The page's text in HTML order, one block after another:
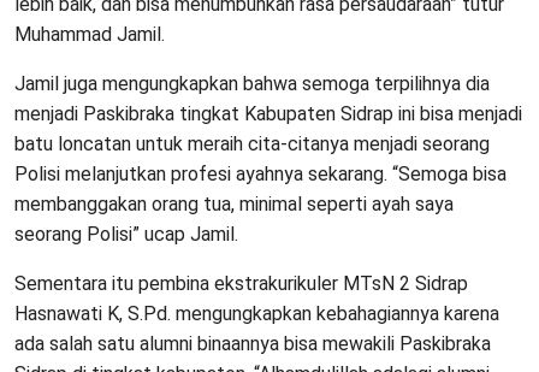
Muhammad Jamil.
Jamil juga mengungkapkan bahwa semoga terpilihnya dia
menjadi Paskibraka tingkat Kabupaten Sidrap ini bisa menjadi
batu loncatan untuk meraih cita-citanya menjadi seorang
Polisi melanjutkan profesi ayahnya sekarang. “Semoga bisa
membanggakan orang tua, minimal seperti ayah saya
seorang Polisi” ucap Jamil.
Sementara itu pembina ekstrakurikuler MTsN 2 Sidrap
Hasnawati K, S.Pd. mengungkapkan kebahagiannya karena
ada salah satu alumni binaannya bisa mewakili Paskibraka